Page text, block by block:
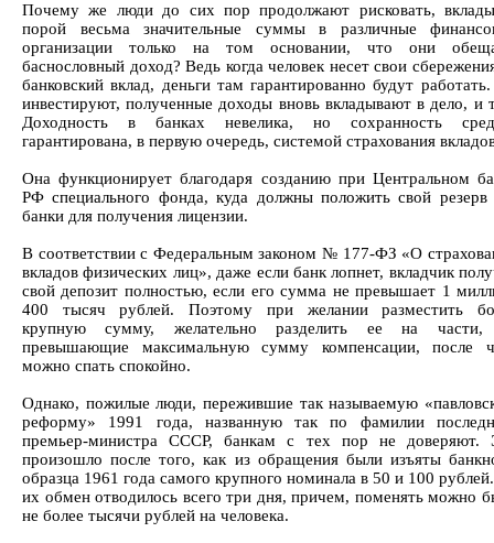
Почему же люди до сих пор продолжают рисковать,
порой весьма значительные суммы в различные
организации только на том основании, что они
баснословный доход? Ведь когда человек несет свои
банковский вклад, деньги там гарантированно будут
инвестируют, полученные доходы вновь вкладывают в дело, и
Доходность в банках невелика, но сохранность
гарантирована, в первую очередь, системой страхования
Она функционирует благодаря созданию при Центральном
РФ специального фонда, куда должны положить свой резерв
банки для получения лицензии.
В соответствии с Федеральным законом № 177-ФЗ «О
вкладов физических лиц», даже если банк лопнет, вкладчик
свой депозит полностью, если его сумма не превышает 1
400 тысяч рублей. Поэтому при желании разместить
крупную сумму, желательно разделить ее на
превышающие максимальную сумму компенсации, после
можно спать спокойно.
Однако, пожилые люди, пережившие так называемую
реформу» 1991 года, названную так по фамилии
премьер-министра СССР, банкам с тех пор не доверяют.
произошло после того, как из обращения были изъяты
образца 1961 года самого крупного номинала в 50 и 100
их обмен отводилось всего три дня, причем, поменять можно
не более тысячи рублей на человека.